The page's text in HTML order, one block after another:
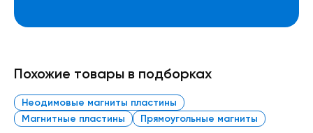
Похожие товары в подборках
Неодимовые магниты пластины
Магнитные пластины
Прямоугольные магниты